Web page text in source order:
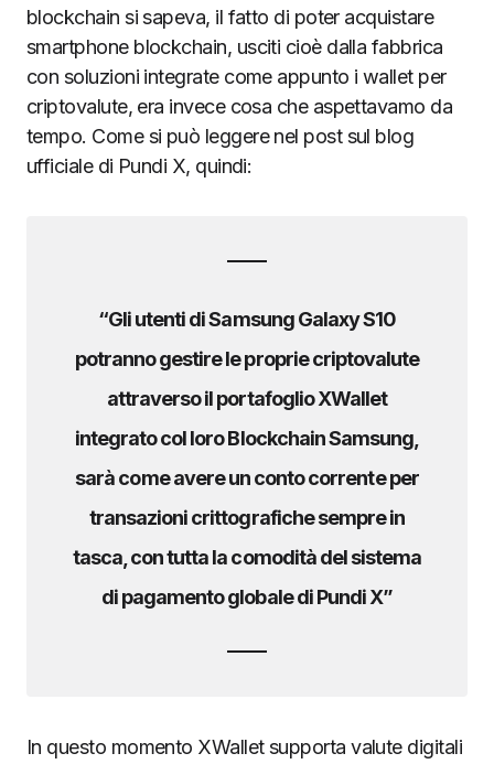
blockchain si sapeva, il fatto di poter acquistare
smartphone blockchain, usciti cioè dalla fabbrica
con soluzioni integrate come appunto i wallet per
criptovalute, era invece cosa che aspettavamo da
tempo. Come si può leggere nel post sul blog
ufficiale di Pundi X, quindi:
“Gli utenti di Samsung Galaxy S10
potranno gestire le proprie criptovalute
attraverso il portafoglio XWallet
integrato col loro Blockchain Samsung,
sarà come avere un conto corrente per
transazioni crittografiche sempre in
tasca, con tutta la comodità del sistema
di pagamento globale di Pundi X”
In questo momento XWallet supporta valute digitali